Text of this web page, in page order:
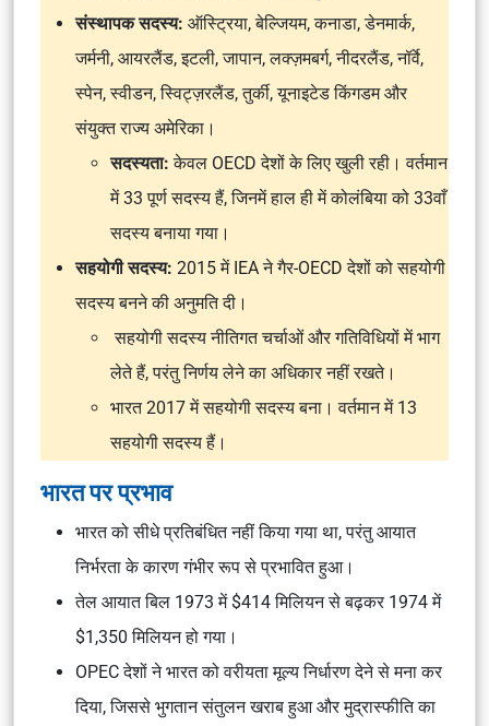
संस्थापक सदस्य: ऑस्ट्रिया, बेल्जियम, कनाडा, डेनमार्क,
जर्मनी, आयरलैंड, इटली, जापान, लक्ज़मबर्ग, नीदरलैंड, नॉर्वे,
स्पेन, स्वीडन, स्विट्ज़रलैंड, तुर्की, यूनाइटेड किंगडम और
संयुक्त राज्य अमेरिका।
सदस्यता:केवल OECD देशों के लिए खुली रही। वर्तमान
में 33 पूर्ण सदस्य हैं, जिनमें हाल ही में कोलंबिया को 33वाँ
सदस्य बनाया गया।
सहयोगी सदस्य: 2015 में IEA ने गैर-OECD देशों को सहयोगी
सदस्य बनने की अनुमति दी।
सहयोगी सदस्य नीतिगत चर्चाओं और गतिविधियों में भाग
लेते हैं, परंतु निर्णय लेने का अधिकार नहीं रखते।
भारत 2017 में सहयोगी सदस्य बना। वर्तमान में 13
सहयोगी सदस्य हैं।
भारत पर प्रभाव
भारत को सीधे प्रतिबंधित नहीं किया गया था, परंतु आयात
निर्भरता के कारण गंभीर रूप से प्रभावित हुआ।
तेल आयात बिल 1973 में $414 मिलियन से बढ़कर 1974 में
$1,350 मिलियन हो गया।
OPEC देशों ने भारत को वरीयता मूल्य निर्धारण देने से मना कर
दिया, जिससे भुगतान संतुलन खराब हुआ और मुद्रास्फीति का